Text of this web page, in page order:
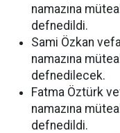
namazına
defnedildi.
Sami Özkan
namazına
defnedilecek.
Fatma Öztürk
namazına
defnedildi.